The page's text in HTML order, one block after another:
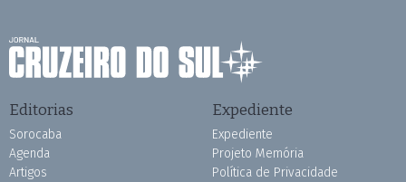
Editorias
Sorocaba
Agenda
Artigos
Expediente
Expediente
Projeto Memória
Política de Privacidade